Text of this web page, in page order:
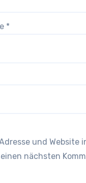
*
und Website
nächsten